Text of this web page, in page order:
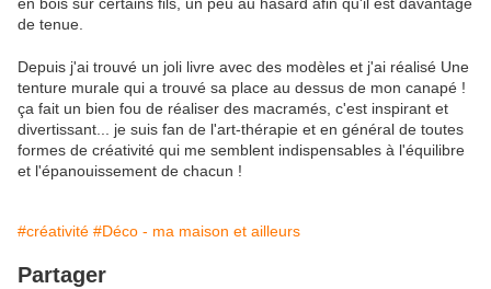
de tenue.
Depuis j'ai trouvé un joli livre avec des modèles et j'ai réalisé Une
tenture murale qui a trouvé sa place au dessus de mon canapé !
ça fait un bien fou de réaliser des macramés, c'est inspirant et
divertissant... je suis fan de l'art-thérapie et en général de toutes
formes de créativité qui me semblent indispensables à l'équilibre
et l'épanouissement de chacun !
#créativité #Déco - ma maison et ailleurs
Partager